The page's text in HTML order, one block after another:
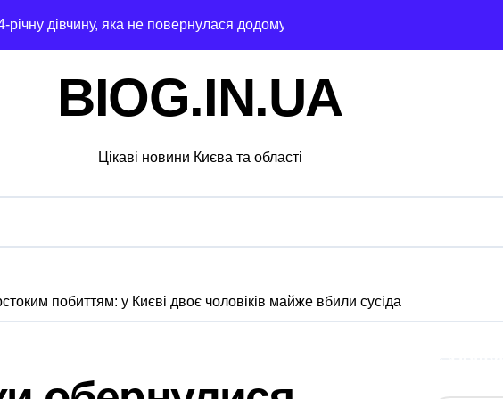
дівчину, яка не повернулася додому після конфлікту
підтримки: у Київській області з’явиться унікальний маршрут для молоді
у $2000 за ненастоящий діагноз
зброї: результати декларування в Києві
транспорту у Києві виявився найгарячішим
оголосили підозру через завищену ціну на УЗД на 6 млн грн
BIOG.IN.UA
Цікаві новини Києва та області
побиттям: у Києві двоє чоловіків майже вбили сусіда